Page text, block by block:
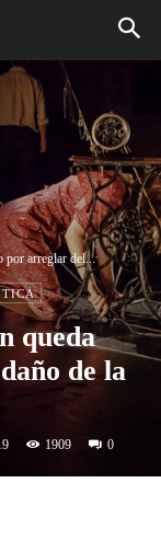
por arreglar del...
queda
de la
1909 0